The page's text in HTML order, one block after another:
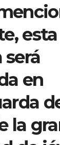
esta
en
la